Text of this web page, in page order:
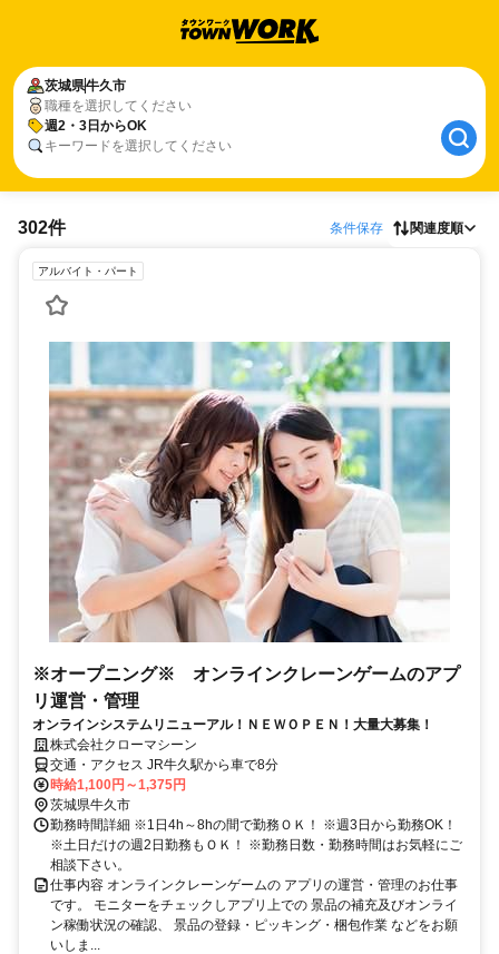
茨城県牛久市
職種を選択してください
週2・3日からOK
キーワードを選択してください
302件 条件保存 関連度順
アルバイト・パート
※オープニング※ オンラインクレーンゲームのアプ
リ運営・管理
オンラインシステムリニューアル！ＮＥＷＯＰＥＮ！大量大募集！
株式会社クローマシーン
交通・アクセス JR牛久駅から車で8分
時給1,100円～1,375円
茨城県牛久市
勤務時間詳細 ※1日4h～8hの間で勤務ＯＫ！ ※週3日から勤務OK！
※土日だけの週2日勤務もＯＫ！ ※勤務日数・勤務時間はお気軽にご
相談下さい。
仕事内容 オンラインクレーンゲームの アプリの運営・管理のお仕事
です。 モニターをチェックしアプリ上での 景品の補充及びオンライ
ン稼働状況の確認、 景品の登録・ピッキング・梱包作業 などをお願
いしま...